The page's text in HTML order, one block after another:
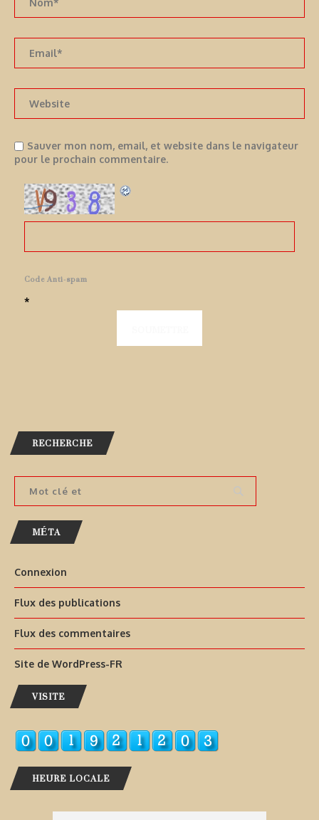
Sauver mon nom, email, et website dans le navigateur
pour le prochain commentaire.
Code Anti-spam
*
RECHERCHE
MÉTA
Connexion
Flux des publications
Flux des commentaires
Site de WordPress-FR
VISITE
HEURE LOCALE